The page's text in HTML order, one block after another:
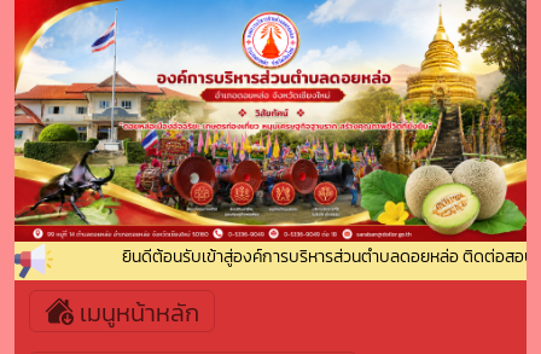
ยินดีต้อนรับเข้าสู่องค์การบริหารส่วนตำบลดอยหล่อ ติดต่อสอบ
เมนูหน้าหลัก